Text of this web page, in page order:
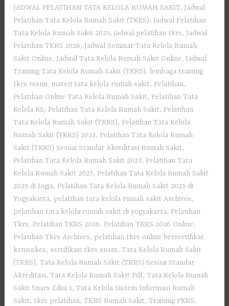
JADWAL PELATIHAN TATA KELOLA RUMAH SAKIT, Jadwal
Pelatihan Tata Kelola Rumah Sakit (TKRS), Jadwal Pelatihan
Tata Kelola Rumah Sakit 2025,jadwal pelatihan tkrs, Jadwal
Pelatihan TKRS 2026, Jadwal Seminar Tata Kelola Rumah
Sakit Online, Jadwal Tata Kelola Rumah Sakit Online, Jadwal
Training Tata Kelola Rumah Sakit (TKRS), lembaga training
tkrs resmi, materi tata kelola rumah sakit, Pelatihan,
Pelatihan Online Tata Kelola Rumah Sakit, Pelatihan Tata
Kelola RS, Pelatihan Tata Kelola Rumah Sakit, Pelatihan
Tata Kelola Rumah Sakit (TKRS), Pelatihan Tata Kelola
Rumah Sakit (TKRS) 2023, Pelatihan Tata Kelola Rumah
Sakit (TKRS) Sesuai Standar Akreditasi Rumah Sakit,
Pelatihan Tata Kelola Rumah Sakit 2023, Pelatihan Tata
Kelola Rumah Sakit 2025, Pelatihan Tata Kelola Rumah Sakit
2025 di Jogja, Pelatihan Tata Kelola Rumah Sakit 2025 di
Yogyakarta, pelatihan tata kelola rumah sakit Archives,
pelatihan tata kelola rumah sakit di yogyakarta, Pelatihan
Tkrs, Pelatihan TKRS 2026, Pelatihan TKRS 2026 Online,
Pelatihan Tkrs Archives, pelatihan tkrs online bersertifikat
kemenkes,sertifikasi tkrs snars,Tata Kelola Rumah Sakit
(TKRS),Tata Kelola Rumah Sakit (TKRS) Sesuai Standar
Akreditasi,Tata Kelola Rumah Sakit Pdf,Tata Kelola Rumah
Sakit Snars Edisi 1,Tata Kelola Sistem Informasi Rumah
Sakit, tkrs pelatihan,TKRS Rumah Sakit,Training PKRS,